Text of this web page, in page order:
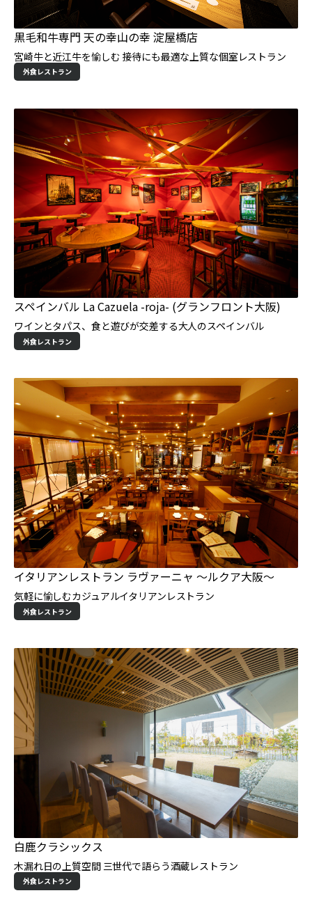
黒毛和牛専門 天の幸山の幸 淀屋橋店
宮崎牛と近江牛を愉しむ 接待にも最適な上質な個室レストラン
外食レストラン
スペインバル La Cazuela -roja- (グランフロント大阪)
ワインとタパス、食と遊びが交差する大人のスペインバル
外食レストラン
イタリアンレストラン ラヴァーニャ ～ルクア大阪～
気軽に愉しむカジュアルイタリアンレストラン
外食レストラン
白鹿クラシックス
木漏れ日の上質空間 三世代で語らう酒蔵レストラン
外食レストラン